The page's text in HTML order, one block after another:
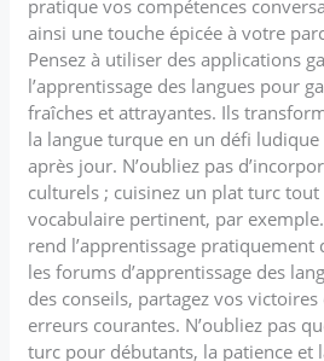
pratique vos compétences
ainsi une touche épicée à votre
Pensez à utiliser des applications
l’apprentissage des langues pour
fraîches et attrayantes. Ils
la langue turque en un défi
après jour. N’oubliez pas
culturels ; cuisinez un plat turc
vocabulaire pertinent, par
rend l’apprentissage pratiquement
les forums d’apprentissage des
des conseils, partagez vos
erreurs courantes. N’oubliez pas
turc pour débutants, la patience et